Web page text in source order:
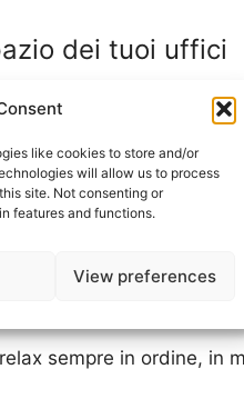
like cookies to store and/or
will allow us to process
site. Not consenting or
features and functions.
View preferences
dei tuoi uffici
questo è importante
è l’organizzazione degli
e le esigenze dei
dipendente come
come scrivanie con
sempre in ordine, in